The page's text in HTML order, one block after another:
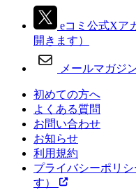
eコミ公式Xア
開きます）
メールマガジ
初めての方へ
よくある質問
お問い合わせ
お知らせ
利用規約
プライバシーポリシ
す）